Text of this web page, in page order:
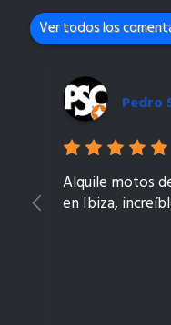
Ver todos los
Pedro
Alquile motos
en Ibiza,